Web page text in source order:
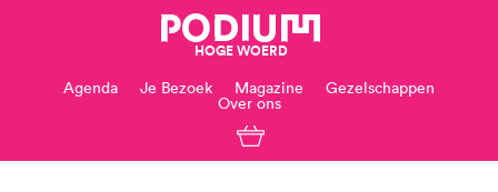
PODIUM
HOGE WOERD
Agenda
Je Bezoek Magazine Gezelschappen
Over ons